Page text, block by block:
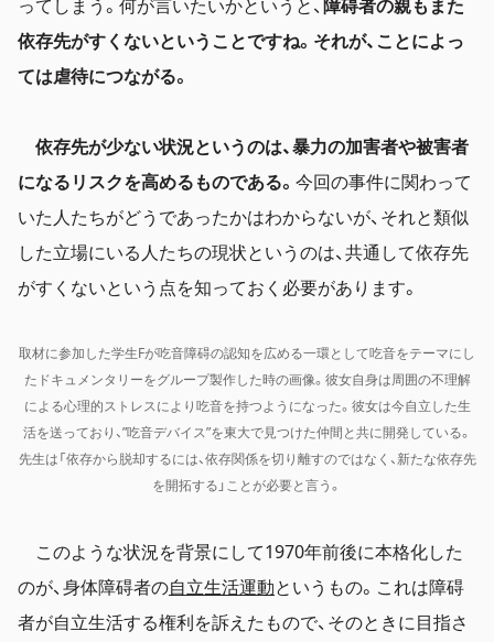
依存先がすくないということですね。それが、ことによっ
ては虐待につながる。
依存先が少ない状況というのは、暴力の加害者や被害者
になるリスクを高めるものである。 今回の事件に関わって
いた人たちがどうであったかはわからないが、それと類似
した立場にいる人たちの現状というのは、共通して依存先
がすくないという点を知っておく必要があります。
取材に参加した学生Fが吃音障碍の認知を広める一環として吃音をテーマにし
たドキュメンタリーをグループ製作した時の画像。彼女自身は周囲の不理解
による心理的ストレスにより吃音を持つようになった。彼女は今自立した生
活を送っており、”吃音デバイス”を東大で見つけた仲間と共に開発している。
先生は「依存から脱却するには、依存関係を切り離すのではなく、新たな依存先
を開拓する」ことが必要と言う。
このような状況を背景にして1970年前後に本格化した
のが、身体障碍者の自立生活運動というもの。これは障碍
者が自立生活する権利を訴えたもので、そのときに目指さ